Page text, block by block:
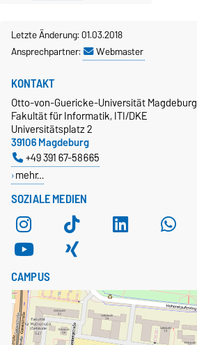
Letzte Änderung: 01.03.2018
Ansprechpartner:
Webmaster
SOZIALE MEDIEN
KONTAKT
Otto-von-Guericke-Universität Magdeburg
Fakultät für Informatik, ITI/DKE
Universitätsplatz 2
39106 Magdeburg
+49 391 67-58665
mehr…
CAMPUS